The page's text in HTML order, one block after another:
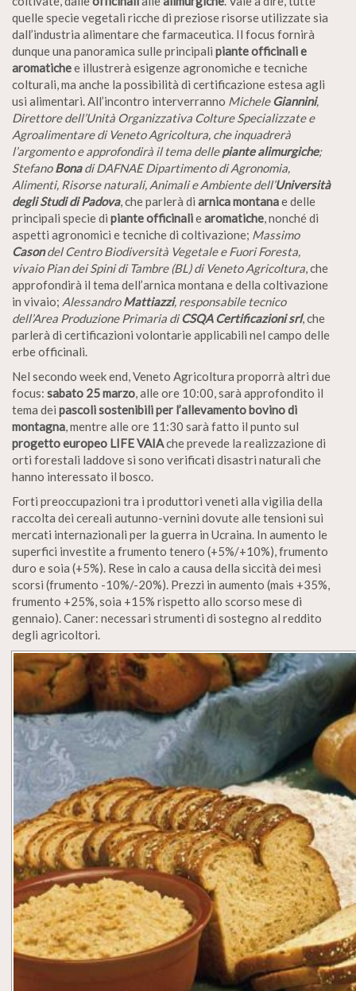
quelle specie vegetali ricche di preziose risorse utilizzate sia
dall’industria alimentare che farmaceutica. Il focus fornirà
dunque una panoramica sulle principali piante officinali e
aromatichee illustrerà esigenze agronomiche e tecniche
colturali, ma anche la possibilità di certificazione estesa agli
usi alimentari. All’incontro interverranno Michele Giannini,
Direttore dell’Unità Organizzativa Colture Specializzate e
Agroalimentare di Veneto Agricoltura, che inquadrerà
l’argomento e approfondirà il tema dellepiante alimurgiche;
StefanoBonadi DAFNAE Dipartimento di Agronomia,
Alimenti, Risorse naturali, Animali e Ambiente dell’Università
degli Studi di Padova, che parlerà di arnica montanae delle
principali specie di piante officinaliearomatiche , nonché di
aspetti agronomici e tecniche di coltivazione; Massimo
Casondel Centro Biodiversità Vegetale e Fuori Foresta,
vivaio Pian dei Spini di Tambre (BL) di Veneto Agricoltura , che
approfondirà il tema dell’arnica montana e della coltivazione
in vivaio; AlessandroMattiazzi, responsabile tecnico
dell’Area Produzione Primaria diCSQA Certificazioni srl, che
parlerà di certificazioni volontarie applicabili nel campo delle
erbe officinali.
Nel secondo week end, Veneto Agricoltura proporrà altri due
focus: sabato 25 marzo , alle ore 10:00, sarà approfondito il
tema dei pascoli sostenibili per l’allevamento bovino di
montagna , mentre alle ore 11:30 sarà fatto il punto sul
progetto europeo LIFE VAIAche prevede la realizzazione di
orti forestali laddove si sono verificati disastri naturali che
hanno interessato il bosco.
Forti preoccupazioni tra i produttori veneti alla vigilia della
raccolta dei cereali autunno-vernini dovute alle tensioni sui
mercati internazionali per la guerra in Ucraina. In aumento le
superfici investite a frumento tenero (+5%/+10%), frumento
duro e soia (+5%). Rese in calo a causa della siccità dei mesi
scorsi (frumento -10%/-20%). Prezzi in aumento (mais +35%,
frumento +25%, soia +15% rispetto allo scorso mese di
gennaio). Caner: necessari strumenti di sostegno al reddito
degli agricoltori.